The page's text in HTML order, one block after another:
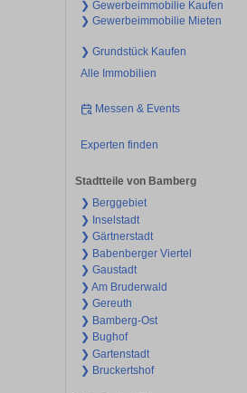
❯ Gewerbeimmobilie Kaufen
❯ Gewerbeimmobilie Mieten
❯ Grundstück Kaufen
Alle Immobilien
Messen & Events
Experten finden
Stadtteile von Bamberg
❯ Berggebiet
❯ Inselstadt
❯ Gärtnerstadt
❯ Babenberger Viertel
❯ Gaustadt
❯ Am Bruderwald
❯ Gereuth
❯ Bamberg-Ost
❯ Bughof
❯ Gartenstadt
❯ Bruckertshof